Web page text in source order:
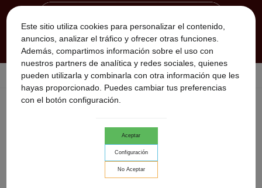
Este sitio utiliza cookies para personalizar el contenido,
anuncios, analizar el tráfico y ofrecer otras funciones.
Además, compartimos información sobre el uso con
nuestros partners de analítica y redes sociales, quienes
pueden utilizarla y combinarla con otra información que les
hayas proporcionado. Puedes cambiar tus preferencias
con el botón configuración.
Aceptar
Configuración
No Aceptar
Inicio > Utara
Utara, Experto en la Fabricación deFlautas Nativas
desde hace más de 20 años utara se ha dedicado